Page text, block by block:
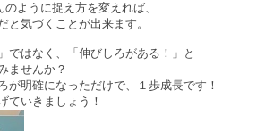
ように捉え方を変えれば、
と気づくことが出来ます。
ではなく、「伸びしろがある！」と
ませんか？
が明確になっただけで、１歩成長です！
ていきましょう！